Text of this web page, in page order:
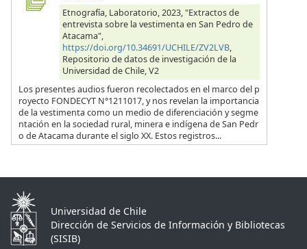
Etnografía, Laboratorio, 2023, "Extractos de
entrevista sobre la vestimenta en San Pedro de
Atacama",
https://doi.org/10.34691/UCHILE/ZV2LVB,
Repositorio de datos de investigación de la
Universidad de Chile, V2
Los presentes audios fueron recolectados en el marco del p
royecto FONDECYT N°1211017, y nos revelan la importancia
de la vestimenta como un medio de diferenciación y segme
ntación en la sociedad rural, minera e indígena de San Pedr
o de Atacama durante el siglo XX. Estos registros...
Universidad de Chile
Dirección de Servicios de Información y Bibliotecas
(SISIB)